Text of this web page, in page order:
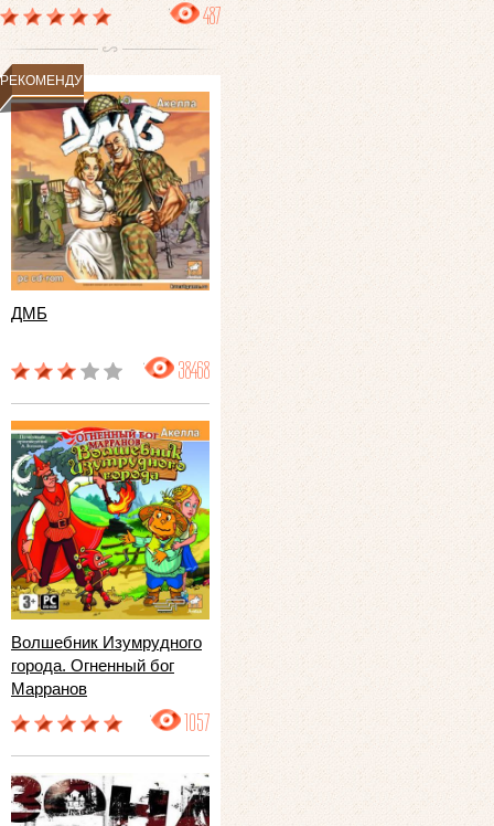
487
РЕКОМЕНДУЕМ
ДМБ
38468
Волшебник Изумрудного
города. Огненный бог
Марранов
1057